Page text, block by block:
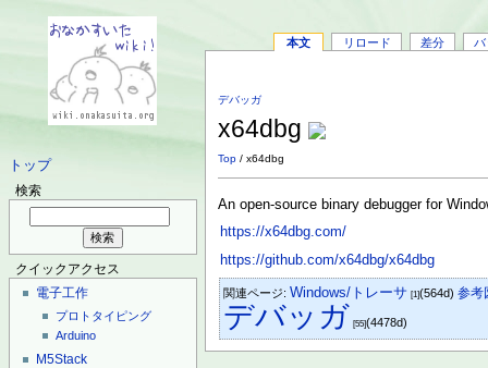
トップ
検索
クイックアクセス
電子工作
プロトタイピング
Arduino
M5Stack
本文 リロード 差分 バ
デバッガ
x64dbg
Top / x64dbg
An open-source binary debugger for
https://x64dbg.com/
https://github.com/x64dbg/x64dbg
関連ページ:Windows/トレーサ [1](564d)参考
デバッガ [55](4478d)